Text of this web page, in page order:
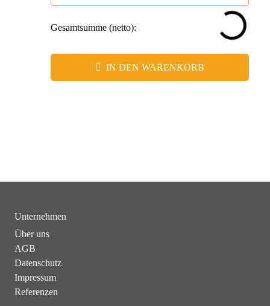
Gesamtsumme (netto):
IN DEN WARENKORB
Unternehmen
Über uns
AGB
Datenschutz
Impressum
Referenzen